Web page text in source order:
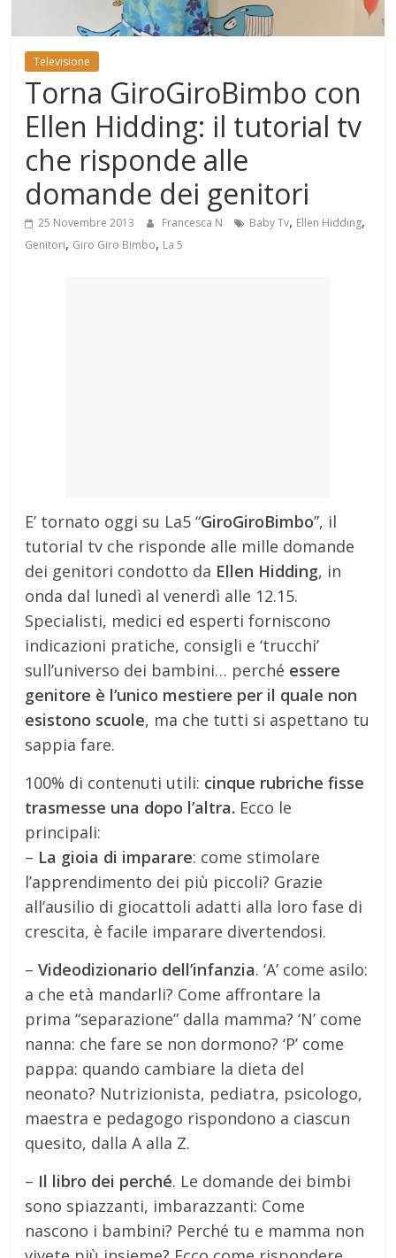
Televisione
Torna GiroGiroBimbo con
Ellen Hidding: il tutorial tv
che risponde alle
domande dei genitori
25 Novembre 2013 Francesca N Baby Tv, Ellen Hidding,
Genitori, Giro Giro Bimbo, La 5
E’ tornato oggi su La5 “GiroGiroBimbo”, il
tutorial tv che risponde alle mille domande
dei genitori condotto da Ellen Hidding, in
onda dal lunedì al venerdì alle 12.15.
Specialisti, medici ed esperti forniscono
indicazioni pratiche, consigli e ‘trucchi’
sull’universo dei bambini… perché essere
genitore è l’unico mestiere per il quale non
esistono scuole, ma che tutti si aspettano tu
sappia fare.
100% di contenuti utili: cinque rubriche fisse
trasmesse una dopo l’altra. Ecco le
principali:
– La gioia di imparare: come stimolare
l’apprendimento dei più piccoli? Grazie
all’ausilio di giocattoli adatti alla loro fase di
crescita, è facile imparare divertendosi.
–Videodizionario dell’infanzia. ‘A’ come asilo:
a che età mandarli? Come affrontare la
prima “separazione” dalla mamma? ‘N’ come
nanna: che fare se non dormono? ‘P’ come
pappa: quando cambiare la dieta del
neonato? Nutrizionista, pediatra, psicologo,
maestra e pedagogo rispondono a ciascun
quesito, dalla A alla Z.
– Il libro dei perché. Le domande dei bimbi
sono spiazzanti, imbarazzanti: Come
nascono i bambini? Perché tu e mamma non